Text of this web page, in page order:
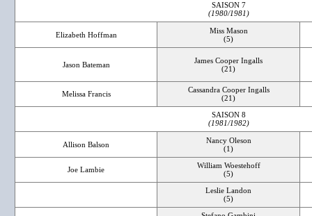
SAISON 7
(1980/1981)
Elizabeth Hoffman
Miss Mason
(5)
Jason Bateman
James Cooper Ingalls
(21)
Melissa Francis
Cassandra Cooper Ingalls
(21)
SAISON 8
(1981/1982)
Allison Balson
Nancy Oleson
(1)
Joe Lambie
William Woestehoff
(5)
Leslie Landon
(5)